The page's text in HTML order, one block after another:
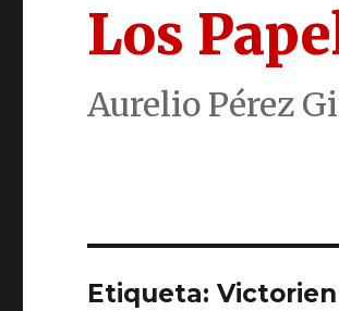
Los
Aurelio Pérez
Etiqueta: